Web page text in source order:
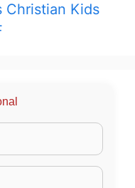
Christian Kids